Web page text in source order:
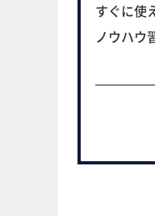
すぐに使
ノウハウ